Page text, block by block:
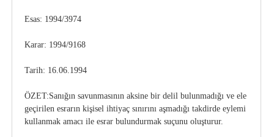
Esas: 1994/3974
Karar: 1994/9168
Tarih: 16.06.1994
ÖZET:Sanığın savunmasının aksine bir delil bulunmadığı ve ele
geçirilen esrarın kişisel ihtiyaç sınırını aşmadığı takdirde eylemi
kullanmak amacı ile esrar bulundurmak suçunu oluşturur.